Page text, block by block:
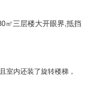
室内还装了旋转楼梯，